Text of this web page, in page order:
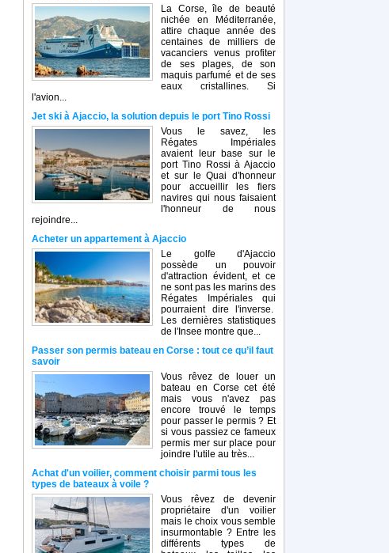
La Corse, île de beauté
nichée en Méditerranée,
attire chaque année des
centaines de milliers de
vacanciers venus profiter
de ses plages, de son
maquis parfumé et de ses
eaux cristallines. Si
l'avion...
Jet ski à Ajaccio, la solution depuis le port Tino Rossi
Vous le savez, les
Régates Impériales
avaient leur base sur le
port Tino Rossi à Ajaccio
et sur le Quai d'honneur
pour accueillir les fiers
navires qui nous faisaient
l'honneur de nous
rejoindre...
Acheter un appartement à Ajaccio
Le golfe d'Ajaccio
possède un pouvoir
d'attraction évident, et ce
ne sont pas les marins des
Régates Impériales qui
pourraient dire l'inverse.
Les dernières statistiques
de l'Insee montre que...
Passer son permis bateau en Corse : tout ce qu’il faut
savoir
Vous rêvez de louer un
bateau en Corse cet été
mais vous n'avez pas
encore trouvé le temps
pour passer le permis ? Et
si vous passiez ce fameux
permis mer sur place pour
joindre l'utile au très...
Achat d'un voilier, comment choisir parmi tous les
types de bateaux à voile ?
Vous rêvez de devenir
propriétaire d'un voilier
mais le choix vous semble
insurmontable ? Entre les
différents types de